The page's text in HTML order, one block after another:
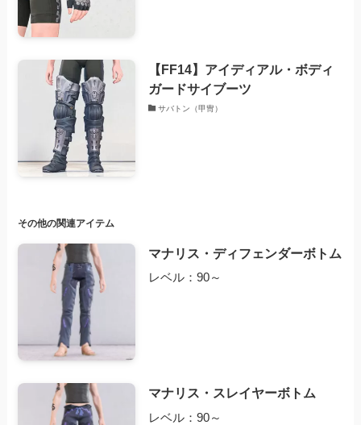
【FF14】アイディアル・ボディ
ガードサイブーツ
サバトン（甲冑）
その他の関連アイテム
マナリス・ディフェンダーボトム
レベル：90～
マナリス・スレイヤーボトム
レベル：90～